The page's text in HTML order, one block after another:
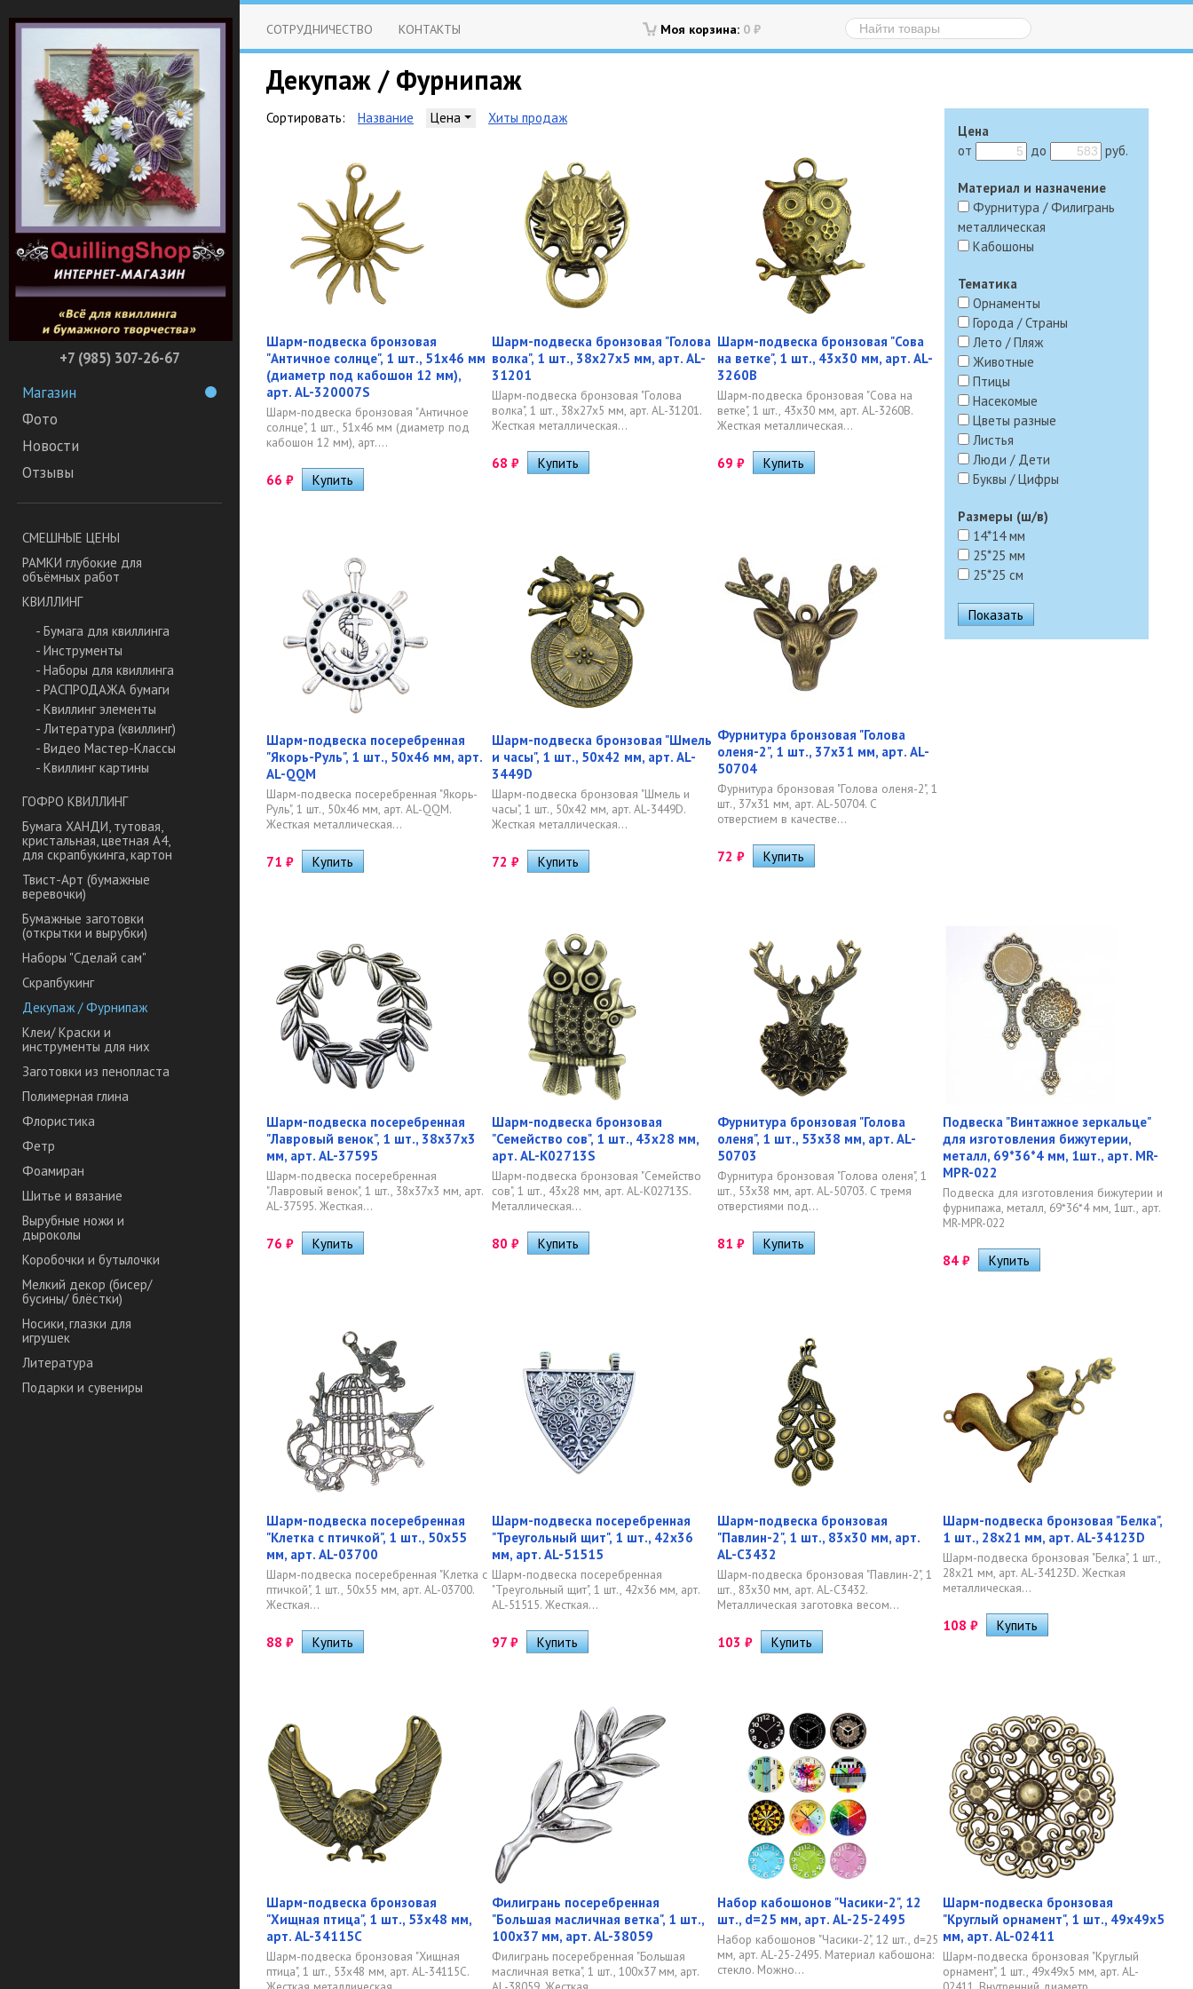
+7 (985) 307-26-67
Магазин
Фото
Новости
Отзывы
СМЕШНЫЕ ЦЕНЫ
РАМКИ глубокие для
объёмных работ
КВИЛЛИНГ
- Бумага для квиллинга
- Инструменты
- Наборы для квиллинга
- РАСПРОДАЖА бумаги
- Квиллинг элементы
- Литература (квиллинг)
- Видео Мастер-Классы
- Квиллинг картины
ГОФРО КВИЛЛИНГ
Бумага ХАНДИ, тутовая,
кристальная, цветная А4,
для скрапбукинга, картон
Твист-Арт (бумажные
веревочки)
Бумажные заготовки
(открытки и вырубки)
Наборы "Сделай сам"
Скрапбукинг
Декупаж / Фурнипаж
Клеи/ Краски и
инструменты для них
Заготовки из пенопласта
Полимерная глина
Флористика
Фетр
Фоамиран
Шитье и вязание
Вырубные ножи и
дыроколы
Коробочки и бутылочки
Мелкий декор (бисер/
бусины/ блёстки)
Носики, глазки для
игрушек
Литература
Подарки и сувениры
Моя корзина: 0 ₽
СОТРУДНИЧЕСТВО КОНТАКТЫ
Декупаж / Фурнипаж
Цена
от
до руб.
Материал и назначение
Фурнитура / Филигрань
металлическая
Кабошоны
Тематика
Орнаменты
Города / Страны
Лето / Пляж
Животные
Птицы
Насекомые
Цветы разные
Листья
Люди / Дети
Буквы / Цифры
Размеры (ш/в)
14*14 мм
25*25 мм
25*25 см
Сортировать: Название Цена Хиты продаж
Шарм-подвеска бронзовая
"Античное солнце", 1 шт., 51х46 мм
(диаметр под кабошон 12 мм),
арт. AL-320007S
Шарм-подвеска бронзовая "Античное
солнце", 1 шт., 51х46 мм (диаметр под
кабошон 12 мм), арт....
66 ₽
Шарм-подвеска бронзовая "Голова
волка", 1 шт., 38х27х5 мм, арт. AL-
31201
Шарм-подвеска бронзовая "Голова
волка", 1 шт., 38х27х5 мм, арт. AL-31201.
Жесткая металлическая...
68 ₽
Шарм-подвеска бронзовая "Сова
на ветке", 1 шт., 43х30 мм, арт. AL-
3260B
Шарм-подвеска бронзовая "Сова на
ветке", 1 шт., 43х30 мм, арт. AL-3260B.
Жесткая металлическая...
69 ₽
Шарм-подвеска посеребренная
"Якорь-Руль", 1 шт., 50х46 мм, арт.
AL-QQM
Шарм-подвеска посеребренная "Якорь-
Руль", 1 шт., 50х46 мм, арт. AL-QQM.
Жесткая металлическая...
71 ₽
Шарм-подвеска бронзовая "Шмель
и часы", 1 шт., 50х42 мм, арт. AL-
3449D
Шарм-подвеска бронзовая "Шмель и
часы", 1 шт., 50х42 мм, арт. AL-3449D.
Жесткая металлическая...
72 ₽
Фурнитура бронзовая "Голова
оленя-2", 1 шт., 37х31 мм, арт. AL-
50704
Фурнитура бронзовая "Голова оленя-2", 1
шт., 37х31 мм, арт. AL-50704. С
отверстием в качестве...
72 ₽
Шарм-подвеска посеребренная
"Лавровый венок", 1 шт., 38х37х3
мм, арт. AL-37595
Шарм-подвеска посеребренная
"Лавровый венок", 1 шт., 38х37х3 мм, арт.
AL-37595. Жесткая...
76 ₽
Шарм-подвеска бронзовая
"Семейство сов", 1 шт., 43х28 мм,
арт. AL-K02713S
Шарм-подвеска бронзовая "Семейство
сов", 1 шт., 43х28 мм, арт. AL-K02713S.
Металлическая...
80 ₽
Фурнитура бронзовая "Голова
оленя", 1 шт., 53х38 мм, арт. AL-
50703
Фурнитура бронзовая "Голова оленя", 1
шт., 53х38 мм, арт. AL-50703. С тремя
отверстиями под...
81 ₽
Подвеска "Винтажное зеркальце"
для изготовления бижутерии,
металл, 69*36*4 мм, 1шт., арт. MR-
MPR-022
Подвеска для изготовления бижутерии и
фурнипажа, металл, 69*36*4 мм, 1шт., арт.
MR-MPR-022
84 ₽
Шарм-подвеска посеребренная
"Клетка с птичкой", 1 шт., 50х55
мм, арт. AL-03700
Шарм-подвеска посеребренная "Клетка с
птичкой", 1 шт., 50х55 мм, арт. AL-03700.
Жесткая...
88 ₽
Шарм-подвеска посеребренная
"Треугольный щит", 1 шт., 42х36
мм, арт. AL-51515
Шарм-подвеска посеребренная
"Треугольный щит", 1 шт., 42х36 мм, арт.
AL-51515. Жесткая...
97 ₽
Шарм-подвеска бронзовая
"Павлин-2", 1 шт., 83х30 мм, арт.
AL-C3432
Шарм-подвеска бронзовая "Павлин-2", 1
шт., 83х30 мм, арт. AL-C3432.
Металлическая заготовка весом...
103 ₽
Шарм-подвеска бронзовая "Белка",
1 шт., 28х21 мм, арт. AL-34123D
Шарм-подвеска бронзовая "Белка", 1 шт.,
28х21 мм, арт. AL-34123D. Жесткая
металлическая...
108 ₽
Шарм-подвеска бронзовая
"Хищная птица", 1 шт., 53х48 мм,
арт. AL-34115C
Шарм-подвеска бронзовая "Хищная
птица", 1 шт., 53х48 мм, арт. AL-34115C.
Филигрань посеребренная
"Большая масличная ветка", 1 шт.,
100х37 мм, арт. AL-38059
Филигрань посеребренная "Большая
масличная ветка", 1 шт., 100х37 мм, арт.
Набор кабошонов "Часики-2", 12
шт., d=25 мм, арт. AL-25-2495
Набор кабошонов "Часики-2", 12 шт., d=25
мм, арт. AL-25-2495. Материал кабошона:
стекло. Можно...
Шарм-подвеска бронзовая
"Круглый орнамент", 1 шт., 49х49х5
мм, арт. AL-02411
Шарм-подвеска бронзовая "Круглый
орнамент", 1 шт., 49х49х5 мм, арт. AL-